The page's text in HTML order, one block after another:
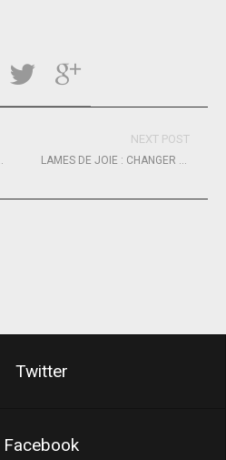
EN PELOTON
NEXT POST
LAMES DE JOIE : CHANGER LES PARCOURS DE VIE D’ENFANTS ET D’ADULTES AMPUTÉS
Twitter
Facebook